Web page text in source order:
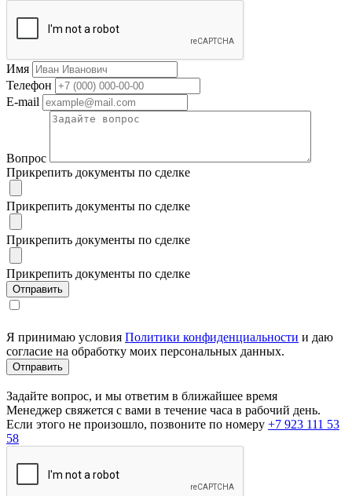
Имя
Телефон
E-mail
Вопрос
Прикрепить документы по сделке
Прикрепить документы по сделке
Прикрепить документы по сделке
Прикрепить документы по сделке
Я принимаю условия Политики конфиденциальности и даю
согласие на обработку моих персональных данных.
Задайте вопрос, и мы ответим в ближайшее время
Менеджер свяжется с вами в течение часа в рабочий день.
Если этого не произошло, позвоните по номеру +7 923 111 53
58